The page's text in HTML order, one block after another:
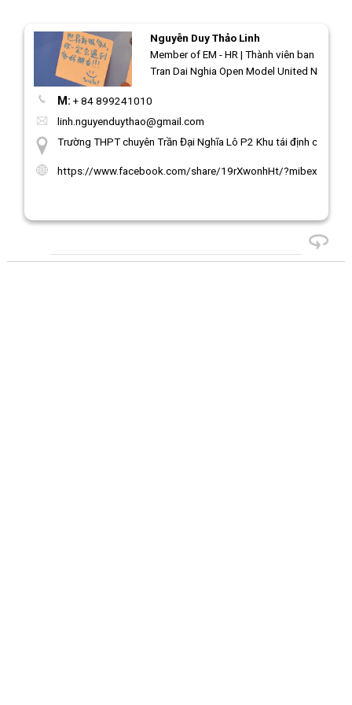
Nguyễn Duy Thảo Linh
Member of EM - HR | Thành viên ban Nhân
Tran Dai Nghia Open Model United Nations
M: + 84 899241010
linh.nguyenduythao@gmail.com
Trường THPT chuyên Trần Đại Nghĩa Lô P2 Khu tái định cư 38,4
https://www.facebook.com/share/19rXwonhHt/